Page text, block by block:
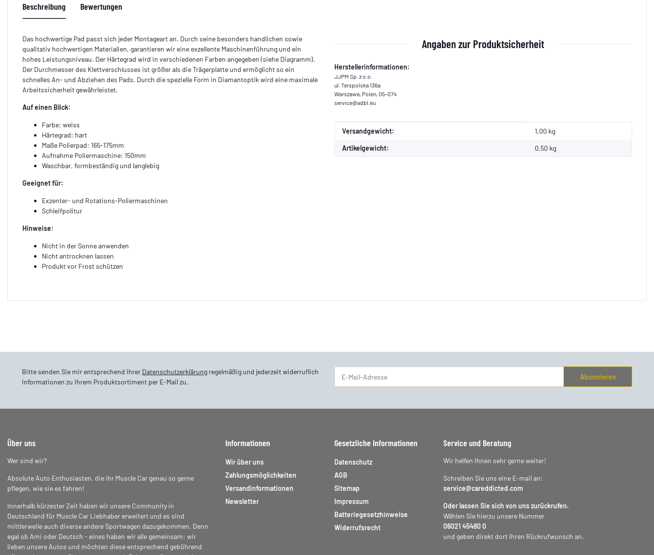
Beschreibung Bewertungen
Das hochwertige Pad passt sich jeder Montageart an. Durch seine besonders handlichen sowie
qualitativ hochwertigen Materialien, garantieren wir eine exzellente Maschinenführung und ein
hohes Leistungsniveau. Der Härtegrad wird in verschiedenen Farben angegeben (siehe Diagramm).
Der Durchmesser des Klettverschlusses ist größer als die Trägerplatte und ermöglicht so ein
schnelles An- und Abziehen des Pads. Durch die spezielle Form in Diamantoptik wird eine maximale
Arbeitssicherheit gewährleistet.
Auf einen Blick:
Farbe: weiss
Härtegrad: hart
Maße Polierpad: 165-175mm
Aufnahme Poliermaschine: 150mm
Waschbar, formbeständig und langlebig
Geeignet für:
Exzenter- und Rotations-Poliermaschinen
Schleifpolitur
Hinweise:
Nicht in der Sonne anwenden
Nicht antrocknen lassen
Produkt vor Frost schützen
Angaben zur Produktsicherheit
Herstellerinformationen:
JJPM Sp. z o.o.
ul. Terspolska 136a
Warszawa, Polen, 05-074
service@adbl.eu
Produkteigenschaft
Wert
Versandgewicht: 1,00 kg
Artikelgewicht: 0,50 kg
Bitte senden Sie mir entsprechend Ihrer Datenschutzerklärung regelmäßig und jederzeit widerruflich
Informationen zu Ihrem Produktsortiment per E-Mail zu.
Abonnieren
Über uns
Wer sind wir?
Absolute Auto Enthusiasten, die ihr Muscle Car genau so gerne
pflegen, wie sie es fahren!
Innerhalb kürzester Zeit haben wir unsere Community in
Deutschland für Muscle Car Liebhaber erweitert und es sind
mittlerweile auch diverse andere Sportwagen dazugekommen. Denn
egal ob Ami oder Deutsch - eines haben wir alle gemeinsam: wir
lieben unsere Autos und möchten diese entsprechend gebührend
Informationen
Wir über uns
Zahlungsmöglichkeiten
Versandinformationen
Newsletter
Gesetzliche Informationen
Datenschutz
AGB
Sitemap
Impressum
Batteriegesetzhinweise
Widerrufsrecht
Service und Beratung
Wir helfen Ihnen sehr gerne weiter!
Schreiben Sie uns eine E-mail an:
service@careddicted.com
Oder lassen Sie sich von uns zurückrufen.
Wählen Sie hierzu unsere Nummer
06021 45480 0
und geben direkt dort Ihren Rückrufwunsch an.